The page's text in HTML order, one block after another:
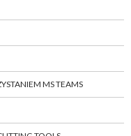
MS TEAMS